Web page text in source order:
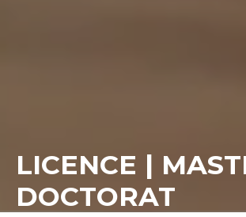
LICENCE |
DOCTORAT